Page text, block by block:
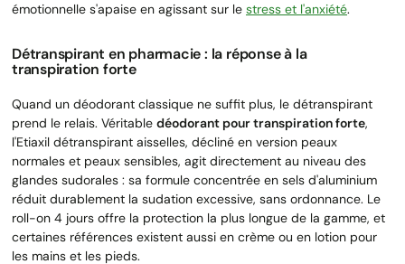
émotionnelle s'apaise en agissant sur le stress et l'anxiété.
Détranspirant en pharmacie : la réponse à la
transpiration forte
Quand un déodorant classique ne suffit plus, le détranspirant
prend le relais. Véritable déodorant pour transpiration forte,
l'Etiaxil détranspirant aisselles, décliné en version peaux
normales et peaux sensibles, agit directement au niveau des
glandes sudorales : sa formule concentrée en sels d'aluminium
réduit durablement la sudation excessive, sans ordonnance. Le
roll-on 4 jours offre la protection la plus longue de la gamme, et
certaines références existent aussi en crème ou en lotion pour
les mains et les pieds.